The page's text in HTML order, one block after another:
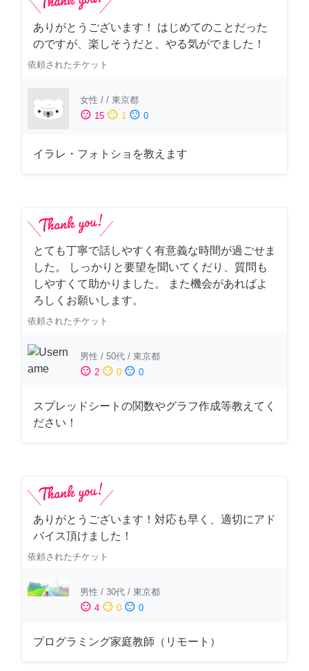
ありがとうございます！ はじめてのことだった
のですが、楽しそうだと、やる気がでました！
依頼されたチケット
女性 / / 東京都
sentiment_satisfied 15 sentiment_neutral 1 sentiment_dissatisfied 0
イラレ・フォトショを教えます
とても丁寧で話しやすく有意義な時間が過ごせま
した。 しっかりと要望を聞いてくだり、質問も
しやすくて助かりました。 また機会があればよ
ろしくお願いします。
依頼されたチケット
男性 / 50代 / 東京都
sentiment_satisfied 2 sentiment_neutral 0 sentiment_dissatisfied 0
スプレッドシートの関数やグラフ作成等教えてく
ださい！
ありがとうございます！対応も早く、適切にアド
バイス頂けました！
依頼されたチケット
男性 / 30代 / 東京都
sentiment_satisfied 4 sentiment_neutral 0 sentiment_dissatisfied 0
プログラミング家庭教師（リモート）